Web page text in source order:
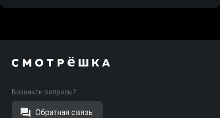
Возникли вопросы?
Обратная связь